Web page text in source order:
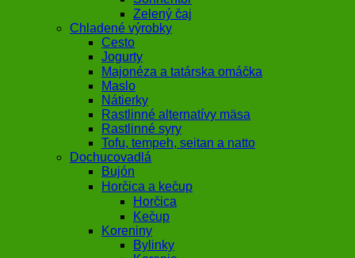
Zelený čaj
Chladené výrobky
Cesto
Jogurty
Majonéza a tatárska omáčka
Maslo
Nátierky
Rastlinné alternatívy mäsa
Rastlinné syry
Tofu, tempeh, seitan a natto
Dochucovadlá
Bujón
Horčica a kečup
Horčica
Kečup
Koreniny
Bylinky